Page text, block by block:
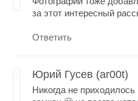
за этот интересный
Ответить
Юрий Гусев (ar00t)
Никогда не